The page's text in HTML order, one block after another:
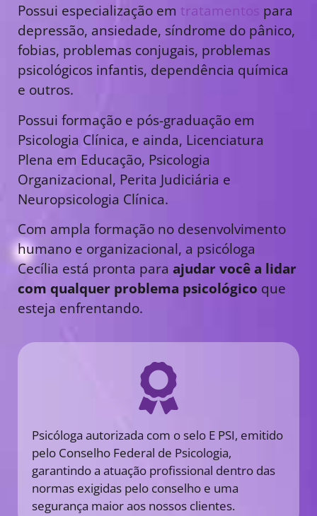
Possui especialização em tratamentos para
depressão, ansiedade, síndrome do pânico,
fobias, problemas conjugais, problemas
psicológicos infantis, dependência química
e outros.
Possui formação e pós-graduação em
Psicologia Clínica, e ainda, Licenciatura
Plena em Educação, Psicologia
Organizacional, Perita Judiciária e
Neuropsicologia Clínica.
Com ampla formação no desenvolvimento
humano e organizacional, a psicóloga
Cecília está pronta para ajudar você a lidar
com qualquer problema psicológico que
esteja enfrentando.
Psicóloga autorizada com o selo E PSI, emitido
pelo Conselho Federal de Psicologia,
garantindo a atuação profissional dentro das
normas exigidas pelo conselho e uma
segurança maior aos nossos clientes.